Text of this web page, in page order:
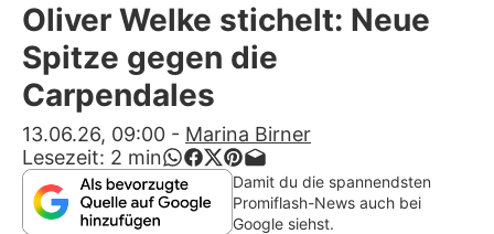
Stars
Filme & Serien
Lifestyle
Familie & Liebe
Promiflash Exklusiv
Oliver Welke stichelt: Neue
Spitze gegen die
Carpendales
13.06.26, 09:00 - Marina Birner
Lesezeit: 2 min
Damit du die spannendsten
Promiflash-News auch bei
Google siehst.